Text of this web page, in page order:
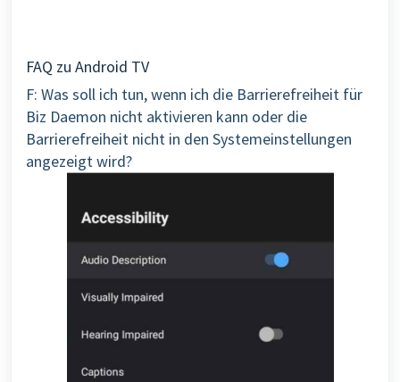
FAQ zu Android TV
F: Was soll ich tun, wenn ich die Barrierefreiheit für
Biz Daemon nicht aktivieren kann oder die
Barrierefreiheit nicht in den Systemeinstellungen
angezeigt wird?